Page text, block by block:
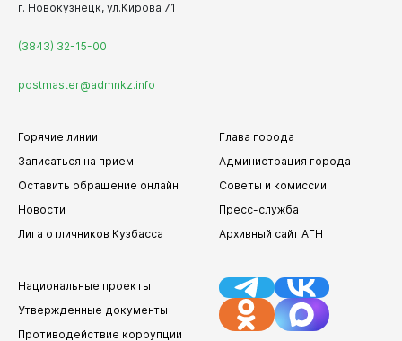
г. Новокузнецк, ул.Кирова 71
(3843) 32-15-00
postmaster@admnkz.info
Горячие линии
Записаться на прием
Оставить обращение онлайн
Новости
Лига отличников Кузбасса
Глава города
Администрация города
Советы и комиссии
Пресс-служба
Архивный сайт АГН
Национальные проекты
Утвержденные документы
Противодействие коррупции